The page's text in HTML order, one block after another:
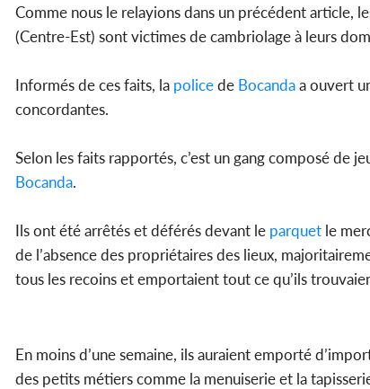
Comme nous le relayions dans un précédent article,
(Centre-Est) sont victimes de cambriolage à leurs
Informés de ces faits, la policede Bocandaa ouvert
concordantes.
Selon les faits rapportés, c’est un gang composé de
Bocanda.
Ils ont été arrêtés et déférés devant le parquet le
de l’absence des propriétaires des lieux,
tous les recoins et emportaient tout ce qu’ils
En moins d’une semaine, ils auraient emporté
des petits métiers comme la menuiserie et la